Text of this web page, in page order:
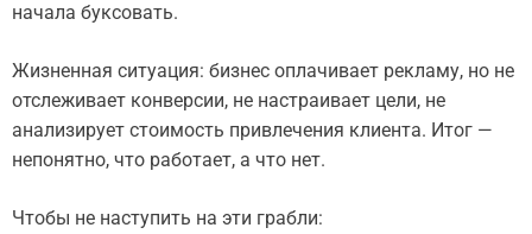
начала буксовать.
Жизненная ситуация: бизнес оплачивает рекламу, но не
отслеживает конверсии, не настраивает цели, не
анализирует стоимость привлечения клиента. Итог —
непонятно, что работает, а что нет.
Чтобы не наступить на эти грабли: